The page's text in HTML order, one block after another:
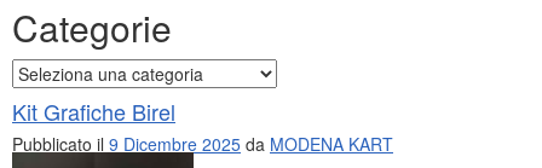
Categorie
Categorie
Kit Grafiche Birel
Pubblicato il 9 Dicembre 2025 da MODENA KART